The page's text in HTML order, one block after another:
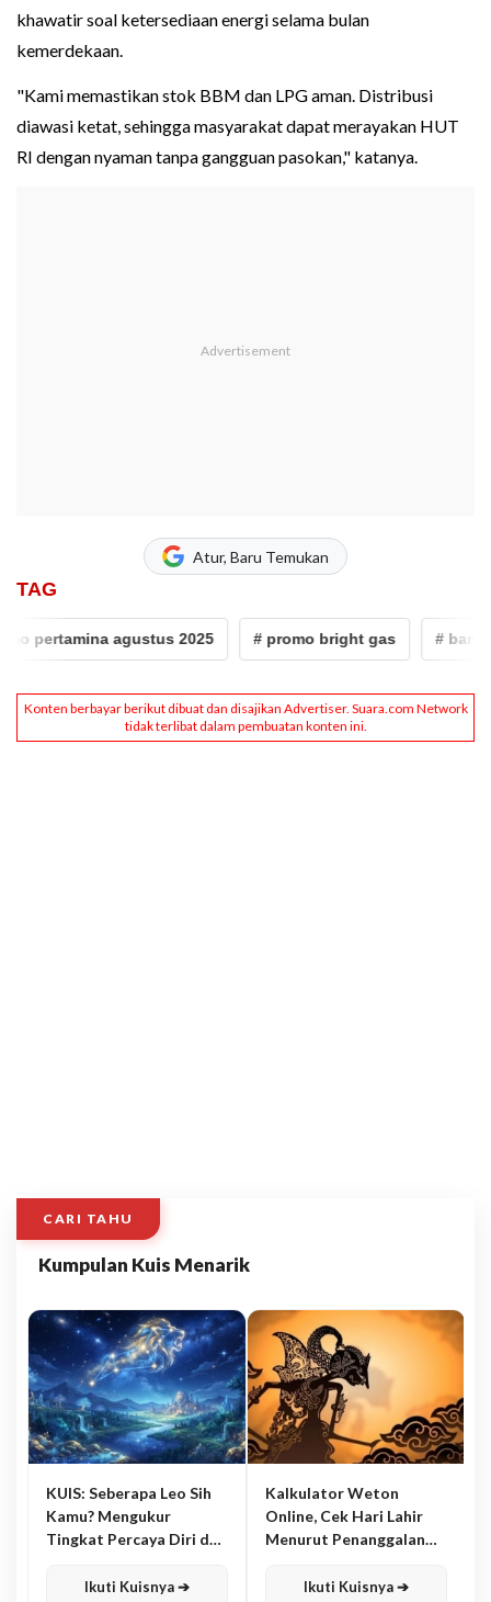
khawatir soal ketersediaan energi selama bulan
kemerdekaan.
"Kami memastikan stok BBM dan LPG aman. Distribusi
diawasi ketat, sehingga masyarakat dapat merayakan HUT
RI dengan nyaman tanpa gangguan pasokan," katanya.
Atur, Baru Temukan
TAG
agustus 2025 # promo bright gas # bangka
CARI TAHU
Kumpulan Kuis Menarik
KUIS: Seberapa Leo Sih
Kamu? Mengukur
Tingkat Percaya Diri dan
Ikuti Kuisnya ➔
Kalkulator Weton
Online, Cek Hari Lahir
Menurut Penanggalan
Ikuti Kuisnya ➔